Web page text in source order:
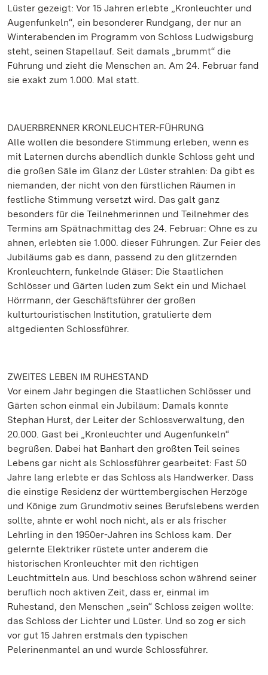
Lüster gezeigt: Vor 15 Jahren erlebte „Kronleuchter und
Augenfunkeln“, ein besonderer Rundgang, der nur an
Winterabenden im Programm von Schloss Ludwigsburg
steht, seinen Stapellauf. Seit damals „brummt“ die
Führung und zieht die Menschen an. Am 24. Februar fand
sie exakt zum 1.000. Mal statt.
DAUERBRENNER KRONLEUCHTER-FÜHRUNG
Alle wollen die besondere Stimmung erleben, wenn es
mit Laternen durchs abendlich dunkle Schloss geht und
die großen Säle im Glanz der Lüster strahlen: Da gibt es
niemanden, der nicht von den fürstlichen Räumen in
festliche Stimmung versetzt wird. Das galt ganz
besonders für die Teilnehmerinnen und Teilnehmer des
Termins am Spätnachmittag des 24. Februar: Ohne es zu
ahnen, erlebten sie 1.000. dieser Führungen. Zur Feier des
Jubiläums gab es dann, passend zu den glitzernden
Kronleuchtern, funkelnde Gläser: Die Staatlichen
Schlösser und Gärten luden zum Sekt ein und Michael
Hörrmann, der Geschäftsführer der großen
kulturtouristischen Institution, gratulierte dem
altgedienten Schlossführer.
ZWEITES LEBEN IM RUHESTAND
Vor einem Jahr begingen die Staatlichen Schlösser und
Gärten schon einmal ein Jubiläum: Damals konnte
Stephan Hurst, der Leiter der Schlossverwaltung, den
20.000. Gast bei „Kronleuchter und Augenfunkeln“
begrüßen. Dabei hat Banhart den größten Teil seines
Lebens gar nicht als Schlossführer gearbeitet: Fast 50
Jahre lang erlebte er das Schloss als Handwerker. Dass
die einstige Residenz der württembergischen Herzöge
und Könige zum Grundmotiv seines Berufslebens werden
sollte, ahnte er wohl noch nicht, als er als frischer
Lehrling in den 1950er-Jahren ins Schloss kam. Der
gelernte Elektriker rüstete unter anderem die
historischen Kronleuchter mit den richtigen
Leuchtmitteln aus. Und beschloss schon während seiner
beruflich noch aktiven Zeit, dass er, einmal im
Ruhestand, den Menschen „sein“ Schloss zeigen wollte:
das Schloss der Lichter und Lüster. Und so zog er sich
vor gut 15 Jahren erstmals den typischen
Pelerinenmantel an und wurde Schlossführer.